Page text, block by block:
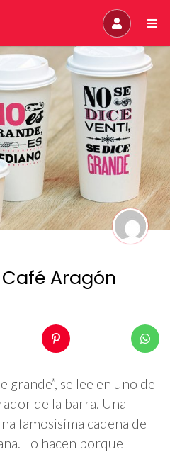
Aragón
grande”, se lee en uno de
de la barra. Una
famosisíma cadena de
Lo hacen porque